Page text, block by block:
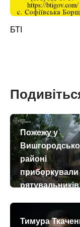
БТІ
Пожежу у
районі
приборкували
комплексного
Тимура